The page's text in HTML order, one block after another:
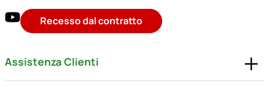
Recesso dal contratto
Assistenza Clienti